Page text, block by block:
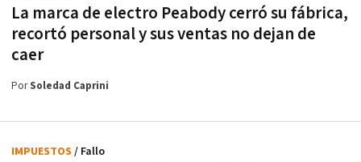
La marca de electro Peabody cerró su fábrica,
recortó personal y sus ventas no dejan de
caer
PorSoledad Caprini
IMPUESTOS / Fallo